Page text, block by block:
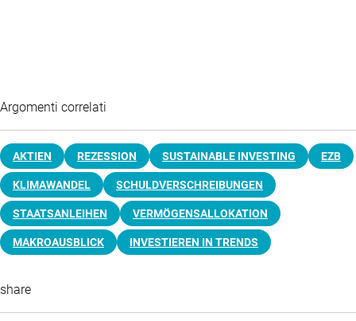
Argomenti correlati
AKTIEN REZESSION SUSTAINABLE INVESTING EZB
KLIMAWANDEL SCHULDVERSCHREIBUNGEN
STAATSANLEIHEN VERMÖGENSALLOKATION
MAKROAUSBLICK INVESTIEREN IN TRENDS
share